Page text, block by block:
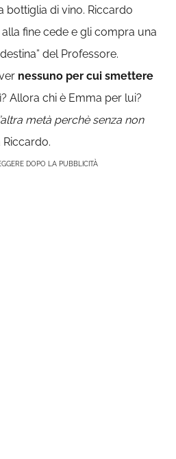
bottiglia di vino. Riccardo
fine cede e gli compra una
del Professore.
nessuno per cui smettere
Allora chi è Emma per lui?
metà perchè senza non
DOPO LA PUBBLICITÀ